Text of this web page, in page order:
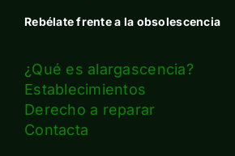
Rebélate frente a la obsolescencia
¿Qué es alargascencia?
Establecimientos
Derecho a reparar
Contacta